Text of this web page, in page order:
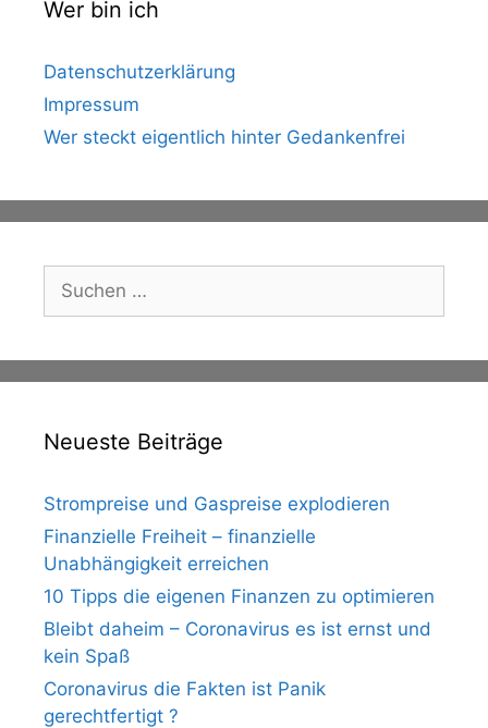
Wer bin ich
Datenschutzerklärung
Impressum
Wer steckt eigentlich hinter Gedankenfrei
Suche
nach:
Neueste Beiträge
Strompreise und Gaspreise explodieren
Finanzielle Freiheit – finanzielle
Unabhängigkeit erreichen
10 Tipps die eigenen Finanzen zu optimieren
Bleibt daheim – Coronavirus es ist ernst und
kein Spaß
Coronavirus die Fakten ist Panik
gerechtfertigt ?